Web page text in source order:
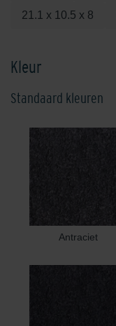
21.1 x 10.5 x 8
Kleur
Standaard kleuren
Antraciet